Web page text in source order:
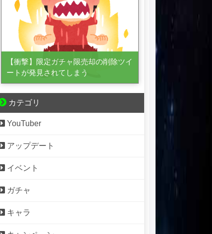
【衝撃】限定ガチャ限売却の削除ツイ
ートが発見されてしまう
カテゴリ
YouTuber
アップデート
イベント
ガチャ
キャラ